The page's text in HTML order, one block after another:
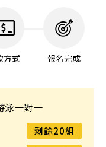
方式 報名完成
泳一對一
剩餘20組